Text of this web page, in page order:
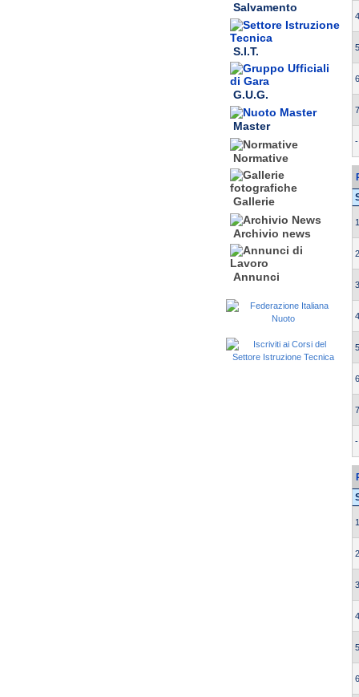
Salvamento
S.I.T.
G.U.G.
Master
Normative
Gallerie
Archivio news
Annunci
-
-